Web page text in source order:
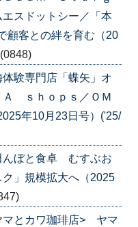
スドットシー／「本
顧客との絆を育む（20
(0848)
験専門店「蝶矢」オ
ｓｈｏｐｓ／ＯＭ
年10月23日号）('25/
んぼと食卓 むすぶお
」規模拡大へ（2025
マとカワ珈琲店> ヤマ